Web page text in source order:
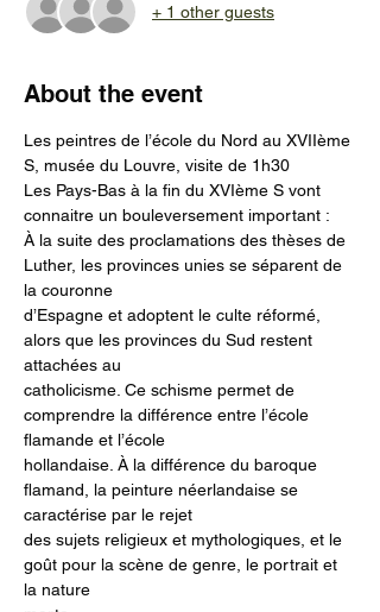
+ 1 other guests
About the event
Les peintres de l’école du Nord au XVIIème
S, musée du Louvre, visite de 1h30
Les Pays-Bas à la fin du XVIème S vont
connaitre un bouleversement important :
À la suite des proclamations des thèses de
Luther, les provinces unies se séparent de
la couronne
d’Espagne et adoptent le culte réformé,
alors que les provinces du Sud restent
attachées au
catholicisme. Ce schisme permet de
comprendre la différence entre l’école
flamande et l’école
hollandaise. À la différence du baroque
flamand, la peinture néerlandaise se
caractérise par le rejet
des sujets religieux et mythologiques, et le
goût pour la scène de genre, le portrait et
la nature